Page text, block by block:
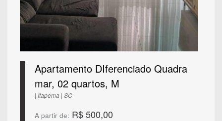
Apartamento DIferenciado Quadra
mar, 02 quartos, M
| Itapema | SC
A partir de: R$ 500,00